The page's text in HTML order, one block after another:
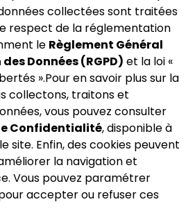
collectées sont traitées
respect de la réglementation
le Règlement Général
Données (RGPD) et la loi «
».Pour en savoir plus sur la
collectons, traitons et
vous pouvez consulter
Confidentialité, disponible à
site. Enfin, des cookies peuvent
la navigation et
Vous pouvez paramétrer
accepter ou refuser ces